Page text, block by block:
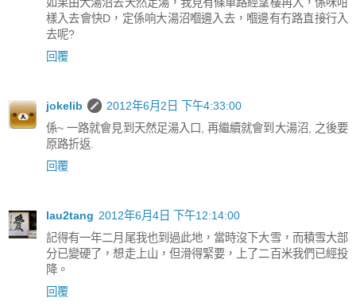
樣入去會快D，定係响大湯沼嗰邊入去，嗰邊有冇路直接行入
去呢?
回覆
jokelib
2012年6月2日 下午4:33:00
係~ 一路就會見到天然足湯入口, 再繼續就會到大湯沼, 之後要
原路折返.
回覆
lau2tang 2012年6月4日 下午12:14:00
記得有一年二月尾我也到過此地，當時沒下大雪，而積雪大部
分已變硬了，想走上山，但滑得緊要，上了二百米我們已經投
降。
回覆